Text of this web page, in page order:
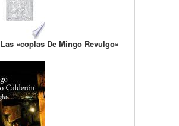
Las «coplas De Mingo Revulgo»